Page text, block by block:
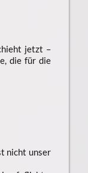
jetzt –
die für die
nicht unser